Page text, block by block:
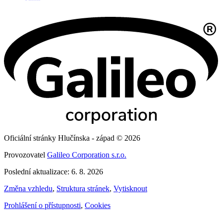
Oficiální stránky Hlučínska - západ © 2026
Provozovatel Galileo Corporation s.r.o.
Poslední aktualizace: 6. 8. 2026
Změna vzhledu, Struktura stránek, Vytisknout
Prohlášení o přístupnosti, Cookies